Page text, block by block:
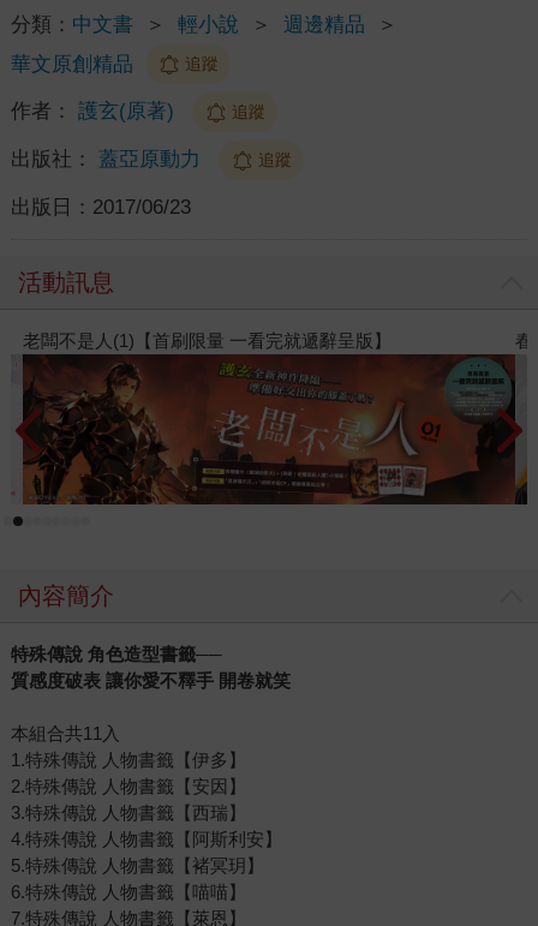
分類： 中文書 ＞ 輕小說 ＞ 週邊精品
＞
華文原創精品
追蹤
作者： 護玄(原著) 追蹤
出版社： 蓋亞原動力 追蹤
出版日： 2017/06/23
活動訊息
春光ｘ奇幻基地｜全書系展
內容簡介
特殊傳說 角色造型書籤──
質感度破表 讓你愛不釋手 開卷就笑
本組合共11入
1.特殊傳說 人物書籤【伊多】
2.特殊傳說 人物書籤【安因】
3.特殊傳說 人物書籤【西瑞】
4.特殊傳說 人物書籤【阿斯利安】
5.特殊傳說 人物書籤【褚冥玥】
6.特殊傳說 人物書籤【喵喵】
7.特殊傳說 人物書籤【萊恩】